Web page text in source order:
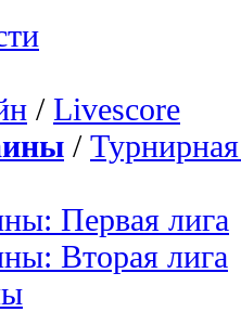
/ Livescore
/
Первая лига
Вторая лига